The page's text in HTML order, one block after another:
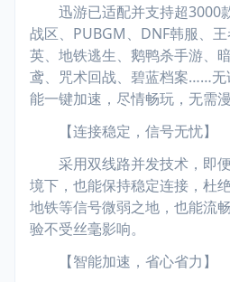
迅游已适配并支持超3000
战区、PUBGM、DNF韩服、
英、地铁逃生、鹅鸭杀手游、
鸢、咒术回战、碧蓝档案……无
能一键加速，尽情畅玩，无需漫
【连接稳定，信号无忧】
采用双线路并发技术，即
境下，也能保持稳定连接，杜
地铁等信号微弱之地，也能流
验不受丝毫影响。
【智能加速，省心省力】